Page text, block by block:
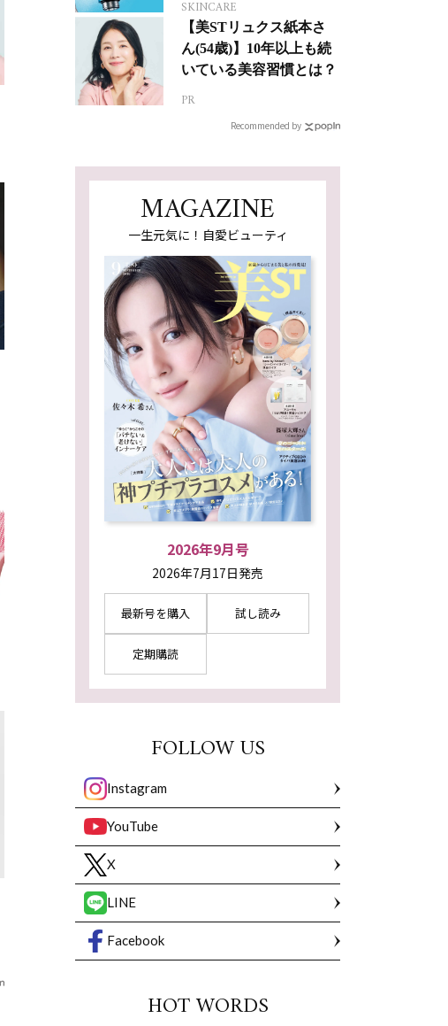
SKINCARE
【美STリュクス紙本さ
ん(54歳)】10年以上も続
いている美容習慣とは？
PR
Recommended by
MAGAZINE
一生元気に！自愛ビューティ
2026年9月号
2026年7月17日発売
最新号を購入 試し読み
定期購読
FOLLOW US
Instagram
YouTube
X
LINE
Facebook
HOT WORDS